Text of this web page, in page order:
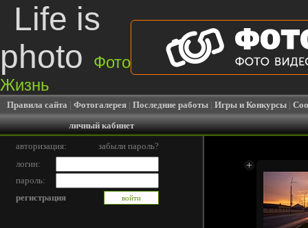
Life is
photo
Фото
Жизнь
Правила сайта | Фотогалерея | Последние работы | Игры и Конкурсы |
личный кабинет
авторизация:
забыли пароль?
логин:
пароль:
регистрация